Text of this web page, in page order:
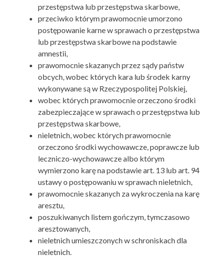
przestępstwa lub przestępstwa skarbowe,
przeciwko którym prawomocnie umorzono
postępowanie karne w sprawach o przestępstwa
lub przestępstwa skarbowe na podstawie
amnestii,
prawomocnie skazanych przez sądy państw
obcych, wobec których kara lub środek karny
wykonywane są w Rzeczypospolitej Polskiej,
wobec których prawomocnie orzeczono środki
zabezpieczające w sprawach o przestępstwa lub
przestępstwa skarbowe,
nieletnich, wobec których prawomocnie
orzeczono środki wychowawcze, poprawcze lub
leczniczo-wychowawcze albo którym
wymierzono karę na podstawie art. 13 lub art. 94
ustawy o postępowaniu w sprawach nieletnich,
prawomocnie skazanych za wykroczenia na karę
aresztu,
poszukiwanych listem gończym, tymczasowo
aresztowanych,
nieletnich umieszczonych w schroniskach dla
nieletnich.